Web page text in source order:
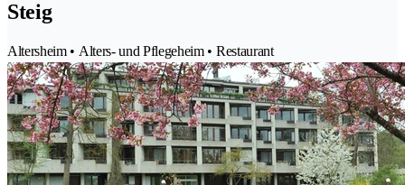
Steig
Altersheim • Alters- und Pflegeheim • Restaurant